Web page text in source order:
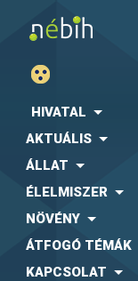
HIVATAL
AKTUÁLIS
ÁLLAT
ÉLELMISZER
NÖVÉNY
ÁTFOGÓ TÉMÁK
KAPCSOLAT